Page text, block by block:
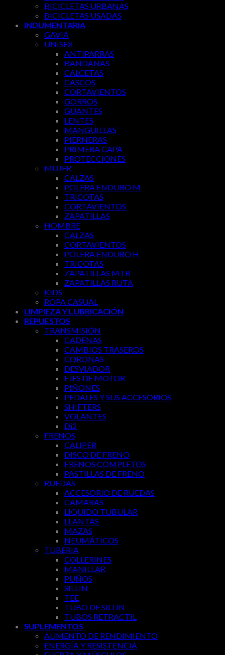
BICICLETAS URBANAS
BICICLETAS USADAS
INDUMENTARIA
GAVIA
UNISEX
ANTIPARRAS
BANDANAS
CALCETAS
CASCOS
CORTAVIENTOS
GORROS
GUANTES
LENTES
MANGUILLAS
PIERNERAS
PRIMERA CAPA
PROTECCIONES
MUJER
CALZAS
POLERA ENDURO M
TRICOTAS
CORTAVIENTOS
ZAPATILLAS
HOMBRE
CALZAS
CORTAVIENTOS
POLERA ENDURO H
TRICOTAS
ZAPATILLAS MTB
ZAPATILLAS RUTA
KIDS
ROPA CASUAL
LIMPIEZA Y LUBRICACIÓN
REPUESTOS
TRANSMISIÓN
CADENAS
CAMBIOS TRASEROS
CORONAS
DESVIADOR
EJES DE MOTOR
PIÑONES
PEDALES Y SUS ACCESORIOS
SHIFTERS
VOLANTES
Di2
FRENOS
CALIPER
DISCO DE FRENO
FRENOS COMPLETOS
PASTILLAS DE FRENO
RUEDAS
ACCESORIO DE RUEDAS
CAMARAS
LIQUIDO TUBULAR
LLANTAS
MAZAS
NEUMÁTICOS
TUBERIA
COLLERINES
MANILLAR
PUÑOS
SILLIN
TEE
TUBO DE SILLIN
TUBOS RETRACTIL
SUPLEMENTOS
AUMENTO DE RENDIMIENTO
ENERGÍA Y RESISTENCIA